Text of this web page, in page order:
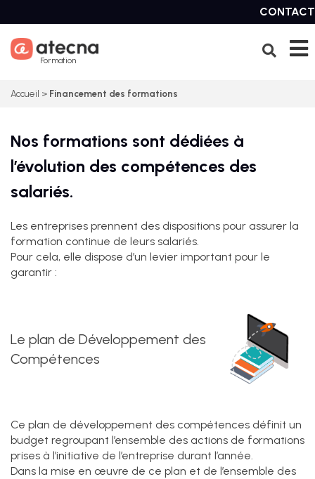
to
content
CONTACT
Formation
Accueil > Financement des formations
Nos formations sont dédiées à
l’évolution des compétences des
salariés.
Les entreprises prennent des dispositions pour assurer la
formation continue de leurs salariés.
Pour cela, elle dispose d’un levier important pour le
garantir :
Le plan de Développement des
Compétences
Ce plan de développement des compétences définit un
budget regroupant l’ensemble des actions de formations
prises à l’initiative de l’entreprise durant l’année.
Dans la mise en œuvre de ce plan et de l’ensemble des